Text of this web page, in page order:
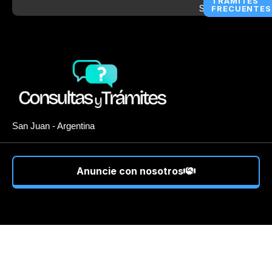
FRECUENTES
San Juan - Argentina
Anuncie con nosotros